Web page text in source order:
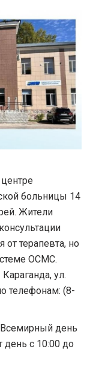
больницы 14
Жители
от терапевта, но
ОСМС.
ул.
телефонам: (8-
Всемирный день
день с 10:00 до